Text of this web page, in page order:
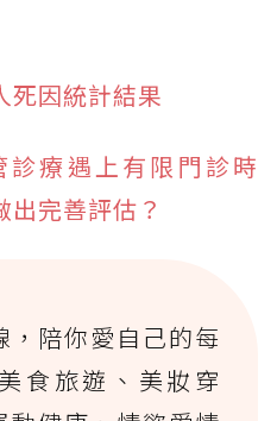
死因統計結果
診療遇上有限門診時
完善評估？
，陪你愛自己的每
食旅遊、美妝穿